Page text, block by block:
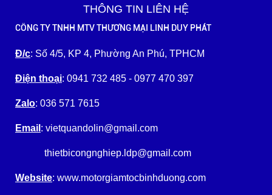
THÔNG TIN LIÊN HỆ
CÔNG TY TNHH MTV THƯƠNG MẠI LINH DUY PHÁT
Đ/c: Số 4/5, KP 4, Phường An Phú, TPHCM
Điện thoại: 0941 732 485 - 0977 470 397
Zalo: 036 571 7615
Email : vietquandolin@gmail.com
thietbicongnghiep.ldp@gmail.com
Website: www.motorgiamtocbinhduong.com